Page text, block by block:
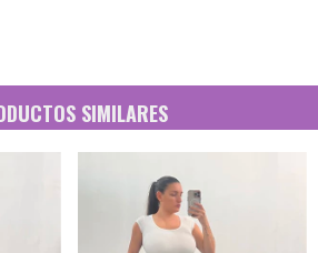
SIMILARES